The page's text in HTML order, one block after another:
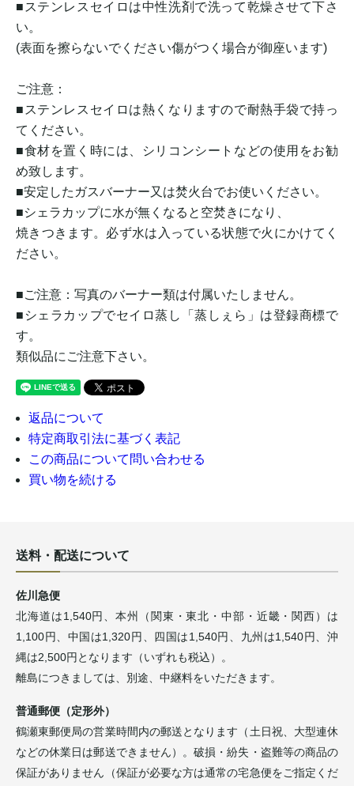
■ステンレスセイロは中性洗剤で洗って乾燥させて下さ
い。
(表面を擦らないでください傷がつく場合が御座います)
ご注意：
■ステンレスセイロは熱くなりますので耐熱手袋で持っ
てください。
■食材を置く時には、シリコンシートなどの使用をお勧
め致します。
■安定したガスバーナー又は焚火台でお使いください。
■シェラカップに水が無くなると空焚きになり、
焼きつきます。必ず水は入っている状態で火にかけてく
ださい。
■ご注意：写真のバーナー類は付属いたしません。
■シェラカップでセイロ蒸し「蒸しぇら」は登録商標で
す。
類似品にご注意下さい。
返品について
特定商取引法に基づく表記
この商品について問い合わせる
買い物を続ける
送料・配送について
佐川急便
北海道は1,540円、本州（関東・東北・中部・近畿・関西）は
1,100円、中国は1,320円、四国は1,540円、九州は1,540円、沖
縄は2,500円となります（いずれも税込）。
離島につきましては、別途、中継料をいただきます。
普通郵便（定形外）
鶴瀬東郵便局の営業時間内の郵送となります（土日祝、大型連休
などの休業日は郵送できません）。破損・紛失・盗難等の商品の
保証がありません（保証が必要な方は通常の宅急便をご指定くだ